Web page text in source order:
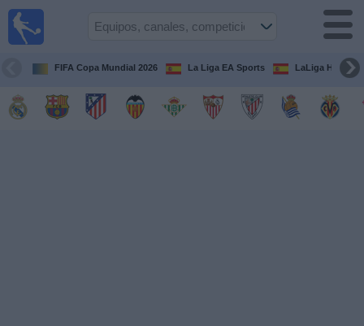
FIFA Copa Mundial 2026 La Liga EA Sports LaLiga
Guía de
Televisados